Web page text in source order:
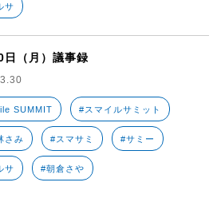
サ
日（月）議事録
SUMMIT #スマイルサミット
さみ #スマサミ #サミー
サ #朝倉さや